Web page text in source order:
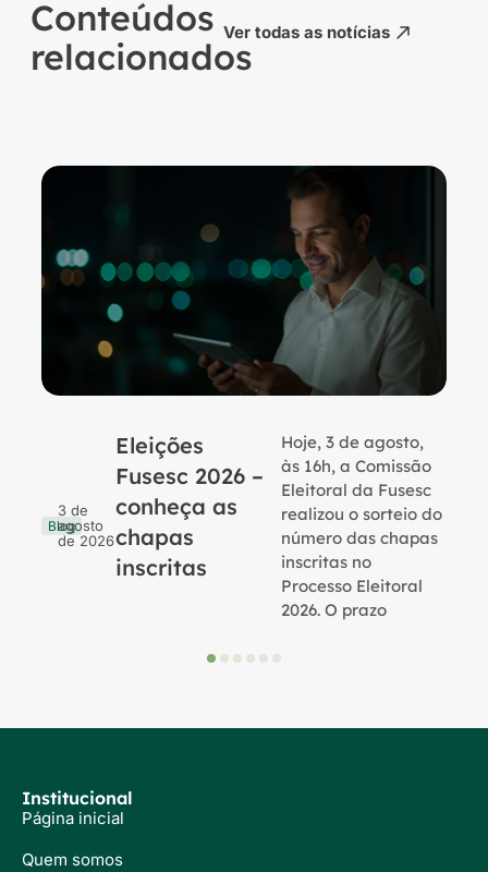
Conteúdos
relacionados
Ver todas as notícias
Blog
3 de
agosto
de 2026
Eleições
Fusesc 2026 –
conheça as
chapas
inscritas
Hoje, 3 de agosto,
às 16h, a Comissão
Eleitoral da Fusesc
realizou o sorteio do
número das chapas
inscritas no
Processo Eleitoral
2026. O prazo
Institucional
Página inicial
Quem somos